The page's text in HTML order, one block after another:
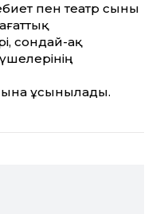
пен театр сыны
сондай-ақ
ұсынылады.